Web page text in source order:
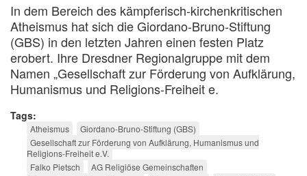
In dem Bereich des kämpferisch-kirchenkritischen
Atheismus hat sich die Giordano-Bruno-Stiftung
(GBS) in den letzten Jahren einen festen Platz
erobert. Ihre Dresdner Regionalgruppe mit dem
Namen „Gesellschaft zur Förderung von Aufklärung,
Humanismus und Religions-Freiheit e.
Tags
Atheismus
Giordano-Bruno-Stiftung (GBS)
Gesellschaft zur Förderung von Aufklärung, Humanismus und
Religions-Freiheit e.V.
Falko Pietsch
AG Religiöse Gemeinschaften